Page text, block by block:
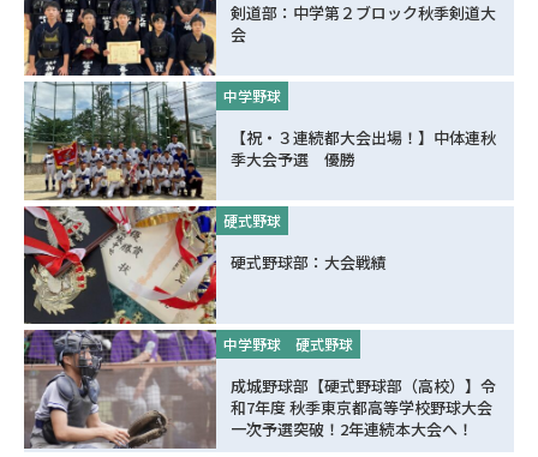
剣道部：中学第２ブロック秋季剣道大
会
中学野球
【祝・３連続都大会出場！】中体連秋
季大会予選 優勝
硬式野球
硬式野球部：大会戦績
中学野球 硬式野球
成城野球部【硬式野球部（高校）】令
和7年度 秋季東京都高等学校野球大会
一次予選突破！2年連続本大会へ！